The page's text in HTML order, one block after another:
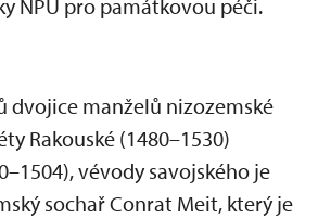
NPÚ pro památkovou péči.
manželů nizozemské
Rakouské (1480–1530)
vévody savojského je
sochař Conrat Meit, který je